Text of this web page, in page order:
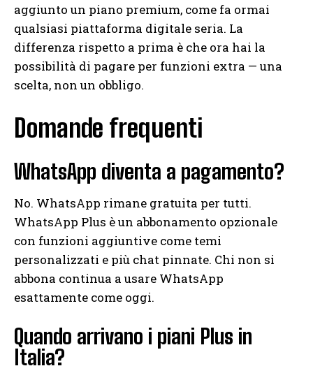
aggiunto un piano premium, come fa ormai
qualsiasi piattaforma digitale seria. La
differenza rispetto a prima è che ora hai la
possibilità di pagare per funzioni extra — una
scelta, non un obbligo.
Domande frequenti
WhatsApp diventa a pagamento?
No. WhatsApp rimane gratuita per tutti.
WhatsApp Plus è un abbonamento opzionale
con funzioni aggiuntive come temi
personalizzati e più chat pinnate. Chi non si
abbona continua a usare WhatsApp
esattamente come oggi.
Quando arrivano i piani Plus in
Italia?